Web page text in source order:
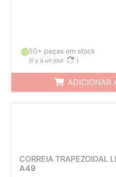
50+ peças em stock
(il y a un jour )
ADICIONAR
CORREIA TRAPEZOIDAL
A49